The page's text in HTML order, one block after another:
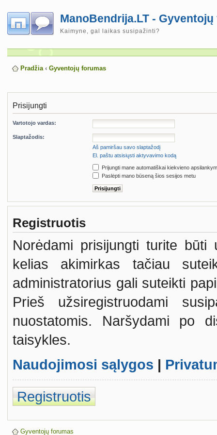
ManoBendrija.LT -
Kaimyne, gal laikas susipažinti?
Pradžia ‹ Gyventojų forumas
Prisijungti
Vartotojo vardas:
Slaptažodis:
Aš pamiršau savo slaptažodį
El. paštu atsisiųsti aktyvavimo kodą
Prijungti mane automatiškai kiekvieno
Paslėpti mano būseną šios sesijos metu
Registruotis
Norėdami prisijungti turite būti
kelias akimirkas tačiau
administratorius gali suteikti
Prieš užsiregistruodami
nuostatomis. Naršydami po
taisykles.
Naudojimosi sąlygos |
Registruotis
Gyventojų forumas